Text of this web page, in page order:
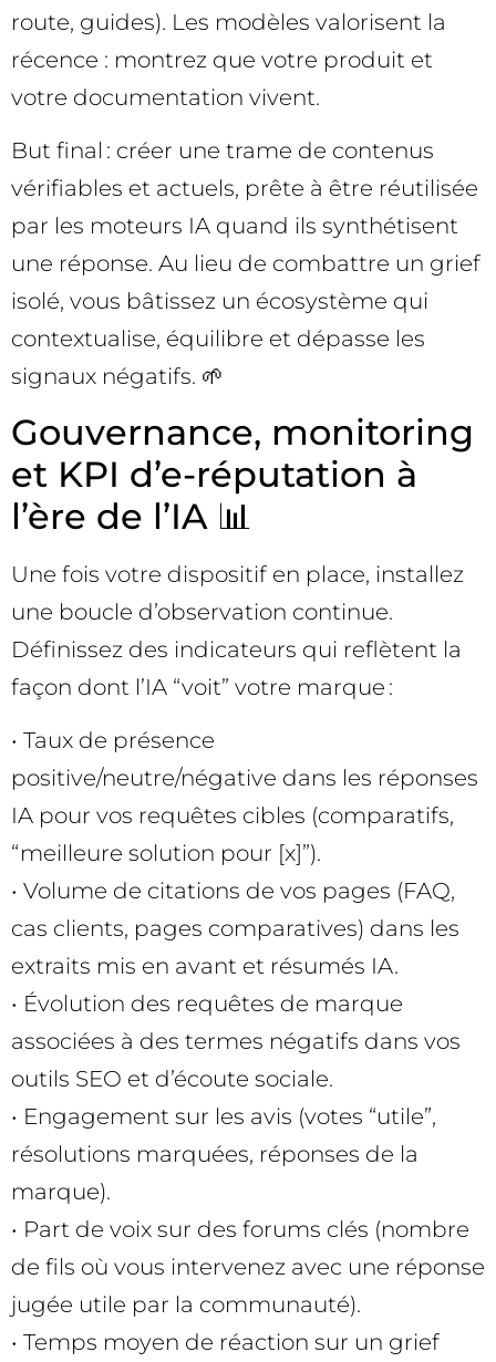
route, guides). Les modèles valorisent la
récence : montrez que votre produit et
votre documentation vivent.
But final : créer une trame de contenus
vérifiables et actuels, prête à être réutilisée
par les moteurs IA quand ils synthétisent
une réponse. Au lieu de combattre un grief
isolé, vous bâtissez un écosystème qui
contextualise, équilibre et dépasse les
signaux négatifs. 🌱
Gouvernance, monitoring
et KPI d’e-réputation à
l’ère de l’IA 📊
Une fois votre dispositif en place, installez
une boucle d’observation continue.
Définissez des indicateurs qui reflètent la
façon dont l’IA “voit” votre marque :
• Taux de présence
positive/neutre/négative dans les réponses
IA pour vos requêtes cibles (comparatifs,
“meilleure solution pour [x]”).
• Volume de citations de vos pages (FAQ,
cas clients, pages comparatives) dans les
extraits mis en avant et résumés IA.
• Évolution des requêtes de marque
associées à des termes négatifs dans vos
outils SEO et d’écoute sociale.
• Engagement sur les avis (votes “utile”,
résolutions marquées, réponses de la
marque).
• Part de voix sur des forums clés (nombre
de fils où vous intervenez avec une réponse
jugée utile par la communauté).
• Temps moyen de réaction sur un grief